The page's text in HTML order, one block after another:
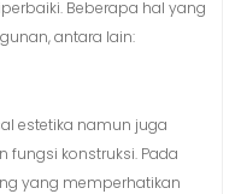
Beberapa hal yang
antara lain:
estetika namun juga
fungsi konstruksi. Pada
yang memperhatikan